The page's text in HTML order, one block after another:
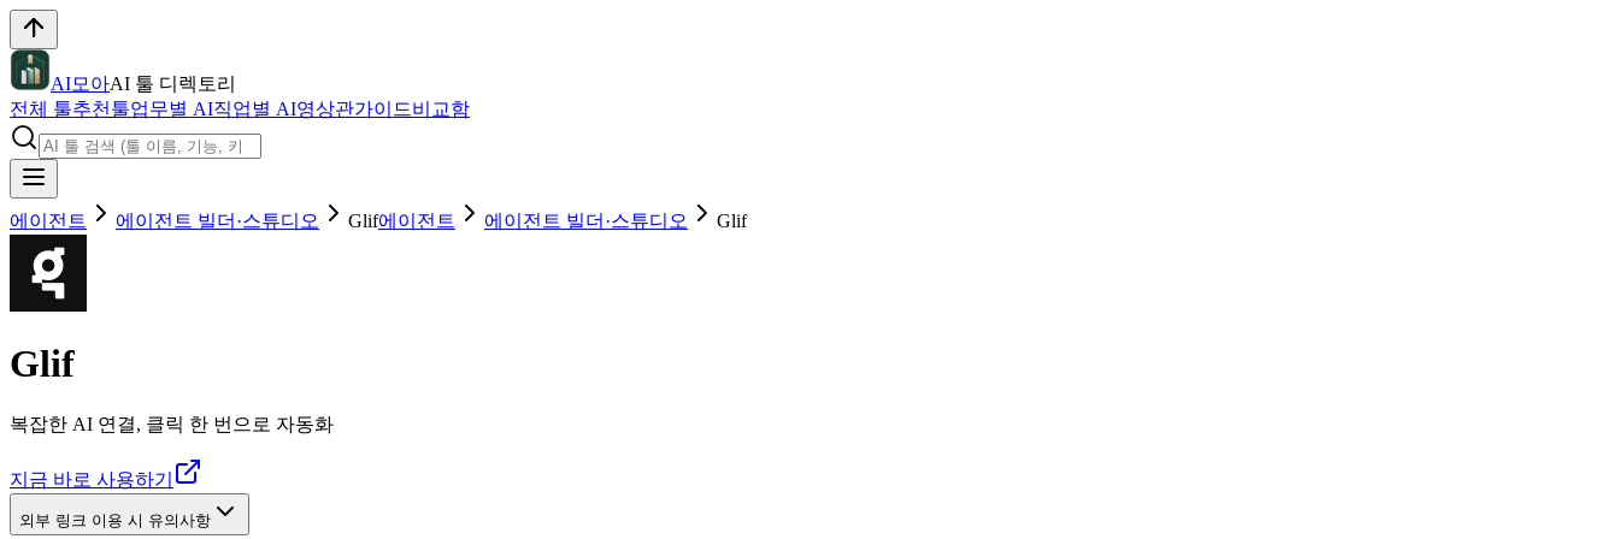
AI모아AI 툴 디렉토리
전체 툴추천툴업무별 AI직업별 AI영상관가이드비교함
에이전트 에이전트 빌더·스튜디오 Glif에이전트 에이전트 빌더·스튜디오 Glif
Glif
복잡한 AI 연결, 클릭 한 번으로 자동화
지금 바로 사용하기
외부 링크 이용 시 유의사항